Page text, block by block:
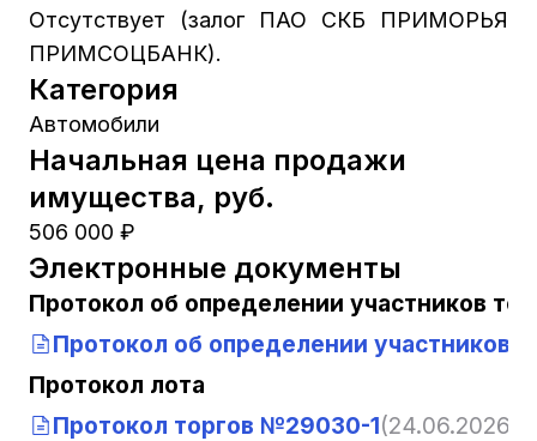
Отсутствует (залог ПАО СКБ ПРИМОРЬЯ
ПРИМСОЦБАНК).
Категория
Автомобили
Начальная цена продажи
имущества, руб.
506 000 ₽
Электронные документы
Протокол об определении участников
Протокол об определении участников
Протокол лота
Протокол торгов №29030-1(24.06.2026,